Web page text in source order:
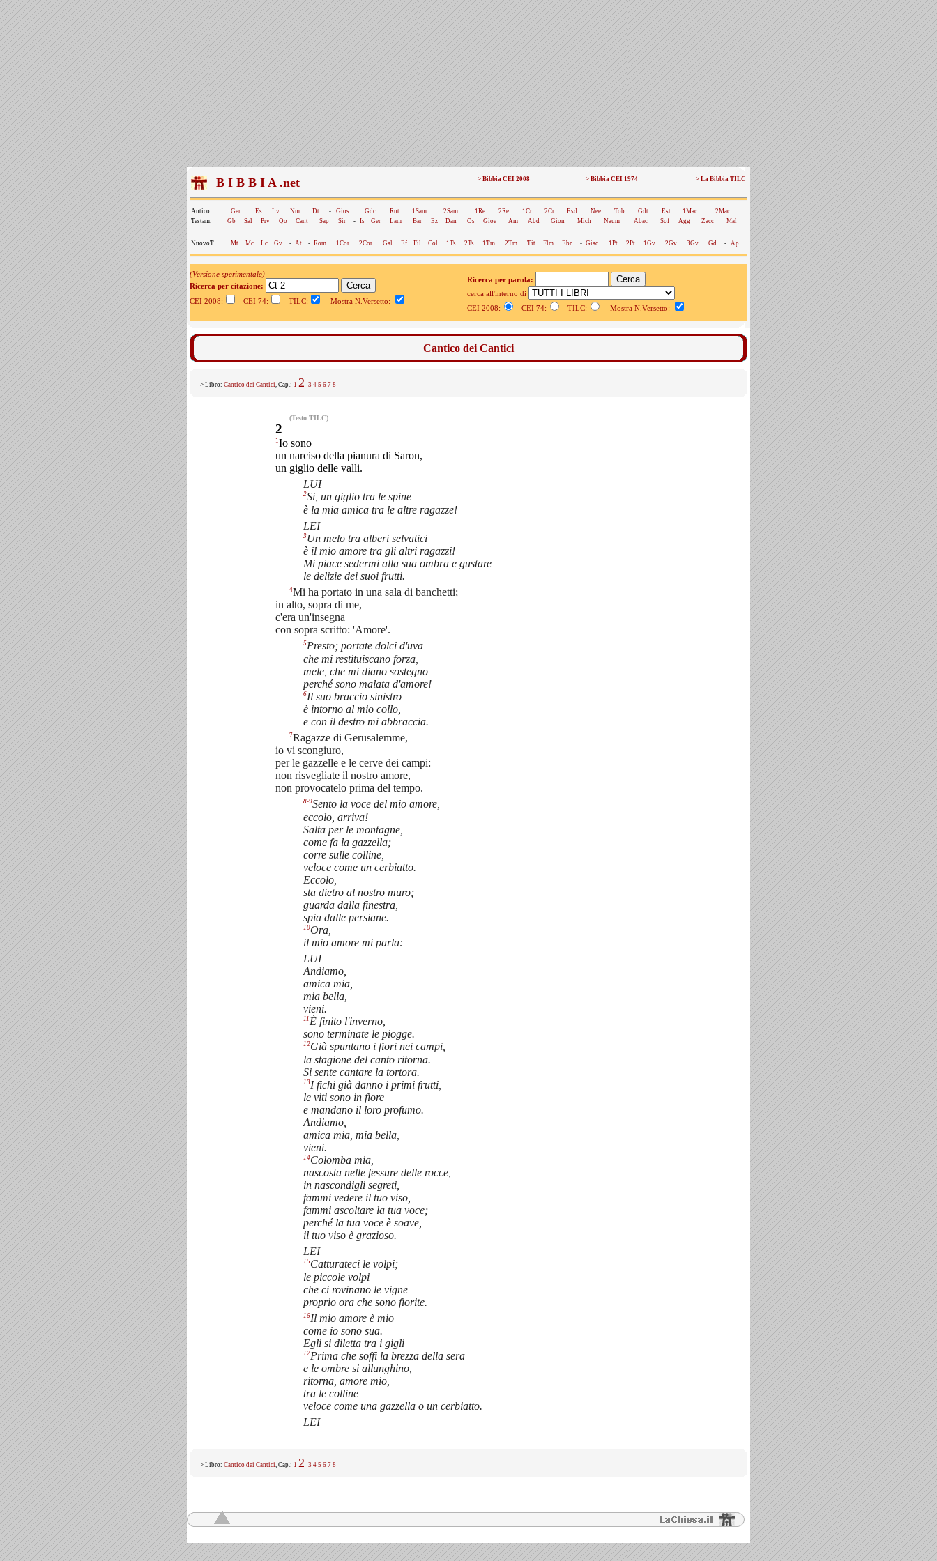
B I B B I A .net > Bibbia CEI 2008 > Bibbia CEI 1974 > La Bibbia TILC
Antico Gen Es Lv Nm Dt - Gios Gdc Rut 1Sam 2Sam 1Re 2Re 1Cr 2Cr Esd Nee Tob Gdt Est 1Mac
2Mac
Testam.
Gb Sal Prv Qo Cant Sap Sir - Is Ger Lam Bar Ez Dan Os Gioe Am Abd Gion Mich Naum Abac Sof Agg Zacc Mal
NuovoT. Mt Mc Lc Gv - At - Rom 1Cor 2Cor Gal Ef Fil Col 1Ts 2Ts 1Tm 2Tm Tit Flm Ebr - Giac 1Pt 2Pt 1Gv 2Gv 3Gv Gd - Ap
(Versione sperimentale)
Ricerca per citazione:
CEI 2008:
CEI 74: TILC: Mostra N.Versetto:
Ricerca per parola:
cerca all'interno di
CEI 2008:
CEI 74: TILC: Mostra N.Versetto:
Cantico dei Cantici
> Libro: Cantico dei Cantici, Cap.: 1 2 3 4 5 6 7 8
(Testo TILC)
2
1Io sono
un narciso della pianura di Saron,
un giglio delle valli.
LUI
2Si, un giglio tra le spine
è la mia amica tra le altre ragazze!
LEI
3Un melo tra alberi selvatici
è il mio amore tra gli altri ragazzi!
Mi piace sedermi alla sua ombra e gustare
le delizie dei suoi frutti.
4Mi ha portato in una sala di banchetti;
in alto, sopra di me,
c'era un'insegna
con sopra scritto: 'Amore'.
5Presto; portate dolci d'uva
che mi restituiscano forza,
mele, che mi diano sostegno
perché sono malata d'amore!
6Il suo braccio sinistro
è intorno al mio collo,
e con il destro mi abbraccia.
7Ragazze di Gerusalemme,
io vi scongiuro,
per le gazzelle e le cerve dei campi:
non risvegliate il nostro amore,
non provocatelo prima del tempo.
8-9Sento la voce del mio amore,
eccolo, arriva!
Salta per le montagne,
come fa la gazzella;
corre sulle colline,
veloce come un cerbiatto.
Eccolo,
sta dietro al nostro muro;
guarda dalla finestra,
spia dalle persiane.
10Ora,
il mio amore mi parla:
LUI
Andiamo,
amica mia,
mia bella,
vieni.
11 È finito l'inverno,
sono terminate le piogge.
12Già spuntano i fiori nei campi,
la stagione del canto ritorna.
Si sente cantare la tortora.
13I fichi già danno i primi frutti,
le viti sono in fiore
e mandano il loro profumo.
Andiamo,
amica mia, mia bella,
vieni.
14Colomba mia,
nascosta nelle fessure delle rocce,
in nascondigli segreti,
fammi vedere il tuo viso,
fammi ascoltare la tua voce;
perché la tua voce è soave,
il tuo viso è grazioso.
LEI
15Catturateci le volpi;
le piccole volpi
che ci rovinano le vigne
proprio ora che sono fiorite.
16Il mio amore è mio
come io sono sua.
Egli si diletta tra i gigli
17Prima che soffi la brezza della sera
e le ombre si allunghino,
ritorna, amore mio,
tra le colline
veloce come una gazzella o un cerbiatto.
LEI
> Libro: Cantico dei Cantici, Cap.: 1 2 3 4 5 6 7 8